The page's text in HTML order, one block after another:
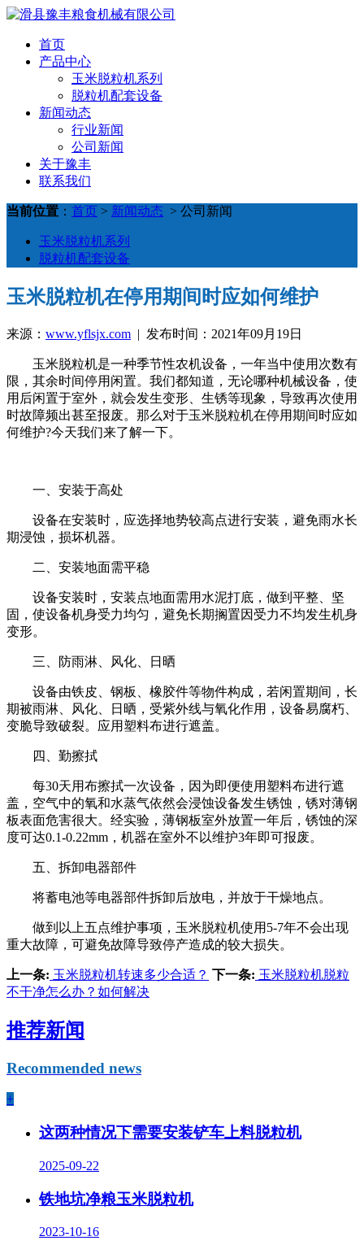
首页
产品中心
玉米脱粒机系列
脱粒机配套设备
新闻动态
行业新闻
公司新闻
关于豫丰
联系我们
当前位置 ： 首页 > 新闻动态 > 公司新闻
玉米脱粒机系列
脱粒机配套设备
玉米脱粒机在停用期间时应如何维护
来源： www.yflsjx.com | 发布时间：2021年09月19日
玉米脱粒机是一种季节性农机设备，一年当中使用次数有
限，其余时间停用闲置。我们都知道，无论哪种机械设备，使
用后闲置于室外，就会发生变形、生锈等现象，导致再次使用
时故障频出甚至报废。那么对于玉米脱粒机在停用期间时应如
何维护?今天我们来了解一下。
一、安装于高处
设备在安装时，应选择地势较高点进行安装，避免雨水长
期浸蚀，损坏机器。
二、安装地面需平稳
设备安装时，安装点地面需用水泥打底，做到平整、坚
固，使设备机身受力均匀，避免长期搁置因受力不均发生机身
变形。
三、防雨淋、风化、日晒
设备由铁皮、钢板、橡胶件等物件构成，若闲置期间，长
期被雨淋、风化、日晒，受紫外线与氧化作用，设备易腐朽、
变脆导致破裂。应用塑料布进行遮盖。
四、勤擦拭
每30天用布擦拭一次设备，因为即便使用塑料布进行遮
盖，空气中的氧和水蒸气依然会浸蚀设备发生锈蚀，锈对薄钢
板表面危害很大。经实验，薄钢板室外放置一年后，锈蚀的深
度可达0.1-0.22mm，机器在室外不以维护3年即可报废。
五、拆卸电器部件
将蓄电池等电器部件拆卸后放电，并放于干燥地点。
做到以上五点维护事项，玉米脱粒机使用5-7年不会出现
重大故障，可避免故障导致停产造成的较大损失。
上一条: 玉米脱粒机转速多少合适？ 下一条: 玉米脱粒机脱粒
不干净怎么办？如何解决
推荐新闻
Recommended news
+
这两种情况下需要安装铲车上料脱粒机
2025-09-22
铁地坑净粮玉米脱粒机
2023-10-16